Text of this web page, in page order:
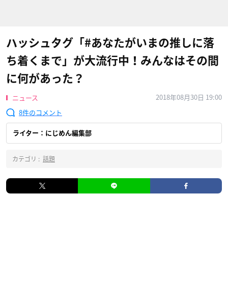
ハッシュタグ「#あなたがいまの推しに落
ち着くまで」が大流行中！みんなはその間
に何があった？
ニュース
2018年08月30日 19:00
8
ライター：にじめん編集部
カテゴリ : 話題